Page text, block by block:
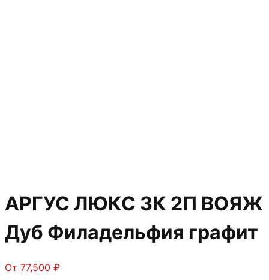
АРГУС ЛЮКС 3К 2П ВОЯЖ
Дуб Филадельфия графит
От 77,500 ₽